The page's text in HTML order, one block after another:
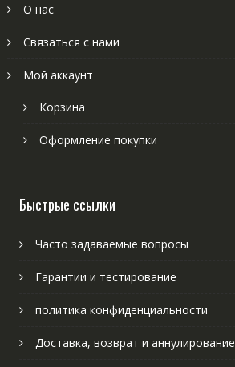
О нас
Связаться с нами
Мой аккаунт
Корзина
Оформление покупки
Быстрые ссылки
Часто задаваемые вопросы
Гарантии и тестирование
политика конфиденциальности
Доставка, возврат и аннулирование